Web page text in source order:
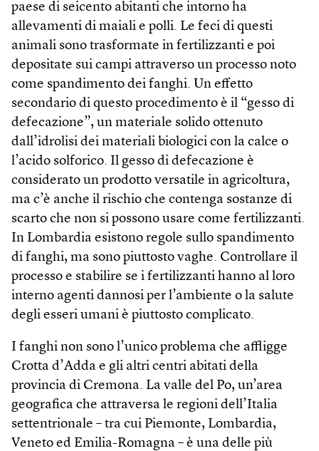
paese di seicento abitanti che intorno ha
allevamenti di maiali e polli. Le feci di questi
animali sono trasformate in fertilizzanti e poi
depositate sui campi attraverso un processo noto
come spandimento dei fanghi. Un effetto
secondario di questo procedimento è il “gesso di
defecazione”, un materiale solido ottenuto
dall’idrolisi dei materiali biologici con la calce o
l’acido solforico. Il gesso di defecazione è
considerato un prodotto versatile in agricoltura,
ma c’è anche il rischio che contenga sostanze di
scarto che non si possono usare come fertilizzanti.
In Lombardia esistono regole sullo spandimento
di fanghi, ma sono piuttosto vaghe. Controllare il
processo e stabilire se i fertilizzanti hanno al loro
interno agenti dannosi per l’ambiente o la salute
degli esseri umani è piuttosto complicato.
I fanghi non sono l’unico problema che affligge
Crotta d’Adda e gli altri centri abitati della
provincia di Cremona. La valle del Po, un’area
geografica che attraversa le regioni dell’Italia
settentrionale – tra cui Piemonte, Lombardia,
Veneto ed Emilia-Romagna – è una delle più